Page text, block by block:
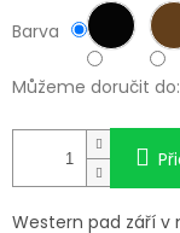
Barva
Můžeme doručit do:
Western pad září